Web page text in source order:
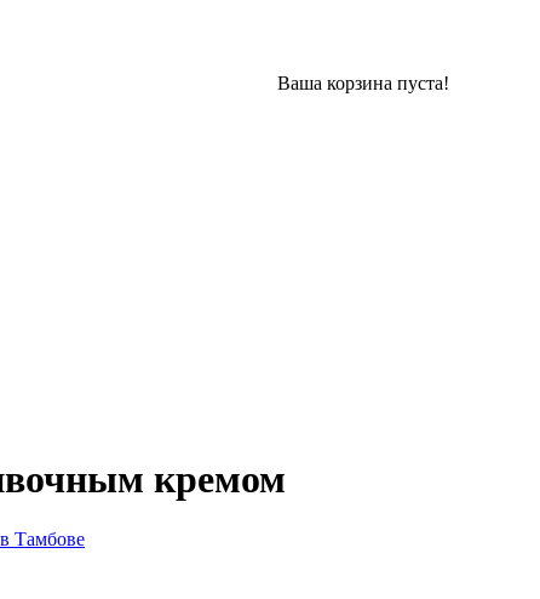
Ваша корзина пуста!
кремом